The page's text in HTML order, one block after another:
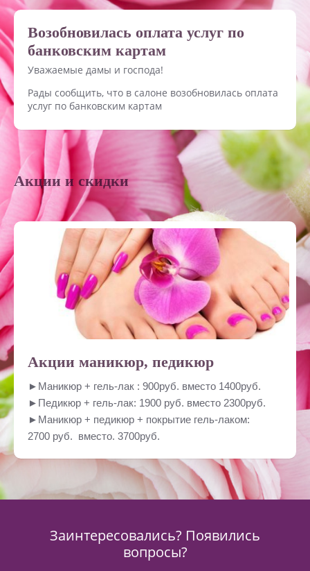
Возобновилась оплата услуг по
банковским картам
Уважаемые дамы и господа!
Рады сообщить, что в салоне возобновилась оплата
услуг по банковским картам
Акции и скидки
Акции маникюр, педикюр
►Маникюр + гель-лак : 900руб. вместо 1400руб.
►Педикюр + гель-лак: 1900 руб. вместо 2300руб.
►Маникюр + педикюр + покрытие гель-лаком:
2700 руб. вместо. 3700руб.
Заинтересовались? Появились
вопросы?